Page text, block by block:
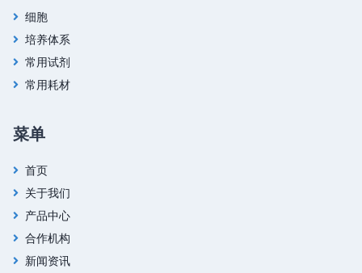
细胞
培养体系
常用试剂
常用耗材
菜单
首页
关于我们
产品中心
合作机构
新闻资讯